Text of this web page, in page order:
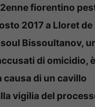
fiorentino
2017 a Lloret de
Bissoultanov,
di omicidio,
causa di un cavillo
vigilia del